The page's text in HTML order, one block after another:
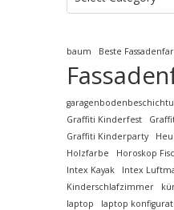
baum Beste
Graffiti Kinderfest
Graffiti Kinderparty
Holzfarbe
Horoskop
Intex Kayak
Intex
Kinderschlafzimmer
laptop
laptop